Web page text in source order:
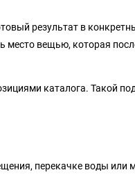
результат в
место вещью, которая
каталога. Такой
перекачке воды или